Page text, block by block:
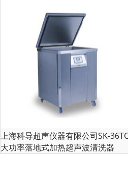
上海科导超声仪器有限公司SK-
大功率落地式加热超声波清洗器